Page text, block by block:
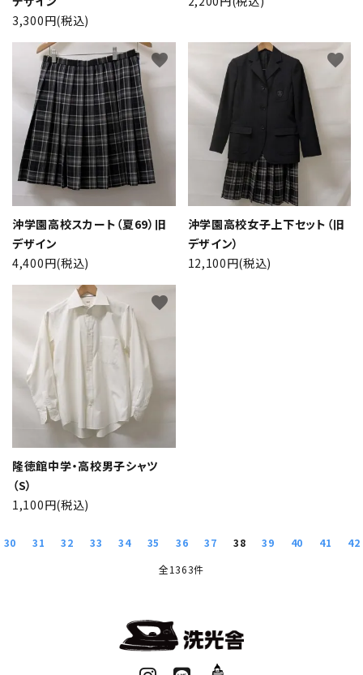
3,300円(税込)
沖学園高校スカート（夏69）旧
デザイン
4,400円(税込)
favorite
沖学園高校女子上下セット（旧
デザイン）
12,100円(税込)
favorite
隆徳館中学・高校男子シャツ
（S）
1,100円(税込)
favorite
30 31 32 33 34 35 36 37 38 39 40 41
42
全1363件